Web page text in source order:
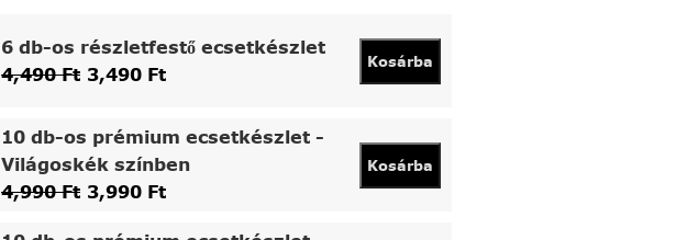
6 db-os részletfestő ecsetkészlet
4,490Ft 3,490 Ft
Kosárba
10 db-os prémium ecsetkészlet -
Világoskék színben
4,990Ft 3,990 Ft
Kosárba